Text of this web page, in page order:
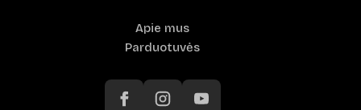
Apie mus
Parduotuvės